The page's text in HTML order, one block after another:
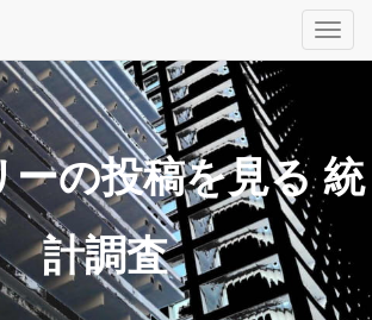
ーの投稿を見る 統
計調査